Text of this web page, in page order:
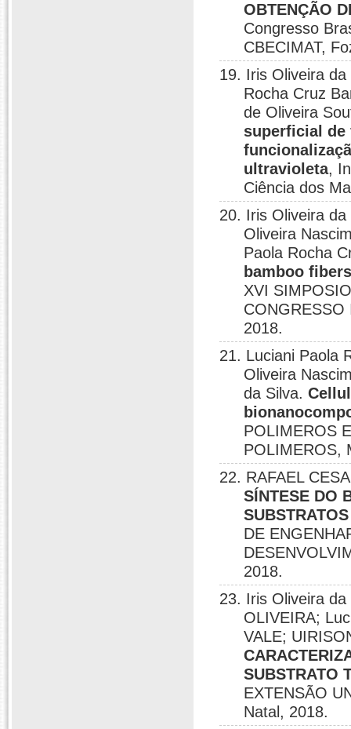
OBTENÇÃO
Congresso
CBECIMAT,
19. Iris Oliveira
Rocha Cruz
de Oliveira
superficial de
ultravioleta,
Ciência dos
20. Iris Oliveira
Oliveira
Paola Rocha
bamboo
XVI
2018.
21. Luciani Paola
Oliveira
da Silva.
POLIMEROS
POLIMEROS,
22. RAFAEL
SÍNTESE DO
DE
2018.
23. Iris Oliveira
OLIVEIRA;
VALE;
SUBSTRATO
EXTENSÃO
Natal, 2018.